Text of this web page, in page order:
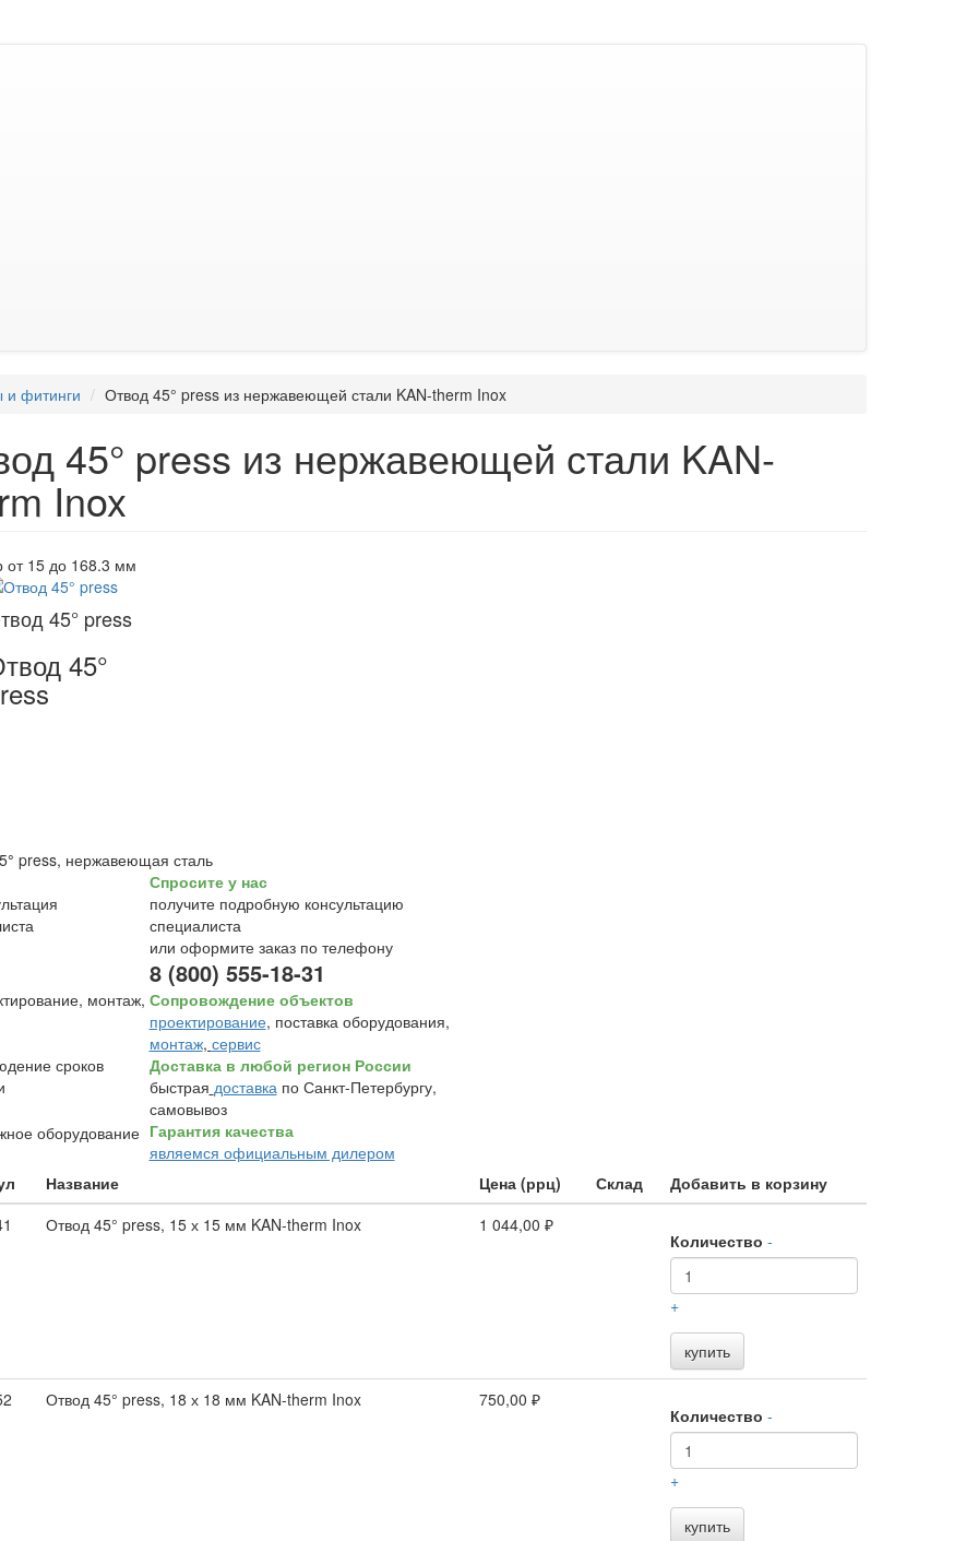
и фитинги Отвод 45° press из нержавеющей стали KAN-therm Inox
45° press из нержавеющей стали KAN-
Inox
от 15 до 168.3 мм
45° press
45°
° press, нержавеющая сталь
Спросите у нас
получите подробную консультацию
специалиста
или оформите заказ по телефону
8 (800) 555-18-31
Сопровождение объектов
проектирование, поставка оборудования,
монтаж, сервис
Доставка в любой регион России
быстрая доставкапо Санкт-Петербургу,
самовывоз
Гарантия качества
являемся официальным дилером
Название Цена (ррц) Склад
Добавить в корзину
Отвод 45° press, 15 х 15 мм KAN-therm Inox 1 044,00 ₽
Количество -
+
купить
Отвод 45° press, 18 х 18 мм KAN-therm Inox 750,00 ₽
Количество -
+
купить